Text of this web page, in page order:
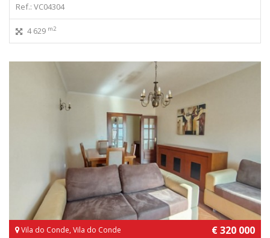
Ref.: VC04304
4 629 m2
Vila do Conde, Vila do Conde € 320 000